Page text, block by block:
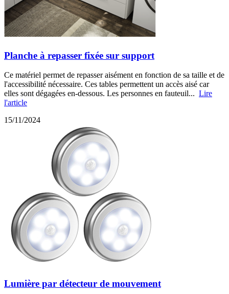
Planche à repasser fixée sur support
Ce matériel permet de repasser aisément en fonction de sa taille et de
l'accessibilité nécessaire. Ces tables permettent un accès aisé car
elles sont dégagées en-dessous. Les personnes en fauteuil... Lire
l'article
15/11/2024
Lumière par détecteur de mouvement